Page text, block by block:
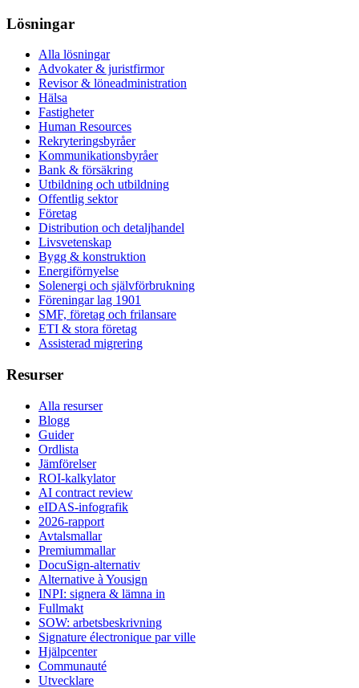
Lösningar
Alla lösningar
Advokater & juristfirmor
Revisor & löneadministration
Hälsa
Fastigheter
Human Resources
Rekryteringsbyråer
Kommunikationsbyråer
Bank & försäkring
Utbildning och utbildning
Offentlig sektor
Företag
Distribution och detaljhandel
Livsvetenskap
Bygg & konstruktion
Energiförnyelse
Solenergi och självförbrukning
Föreningar lag 1901
SMF, företag och frilansare
ETI & stora företag
Assisterad migrering
Resurser
Alla resurser
Blogg
Guider
Ordlista
Jämförelser
ROI-kalkylator
AI contract review
eIDAS-infografik
2026-rapport
Avtalsmallar
Premiummallar
DocuSign-alternativ
Alternative à Yousign
INPI: signera & lämna in
Fullmakt
SOW: arbetsbeskrivning
Signature électronique par ville
Hjälpcenter
Communauté
Utvecklare